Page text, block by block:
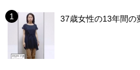
37歳女性の13年間の